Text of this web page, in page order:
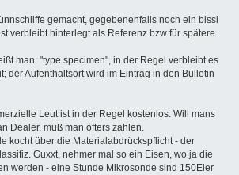
gemacht, gegebenenfalls noch ein bissi
verbleibt hinterlegt als Referenz bzw für spätere
man: "type specimen", in der Regel verbleibt es
der Aufenthaltsort wird im Eintrag in den Bulletin
Leut ist in der Regel kostenlos. Will mans
Dealer, muß man öfters zahlen.
kocht über die Materialabdrückspflicht - der
Guxxt, nehmer mal so ein Eisen, wo ja die
werden - eine Stunde Mikrosonde sind 150Eier